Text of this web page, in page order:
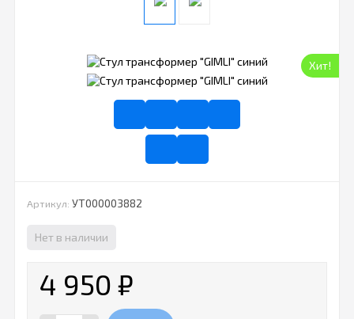
Хит!
Артикул: УТ000003882
Нет в наличии
4 950 ₽